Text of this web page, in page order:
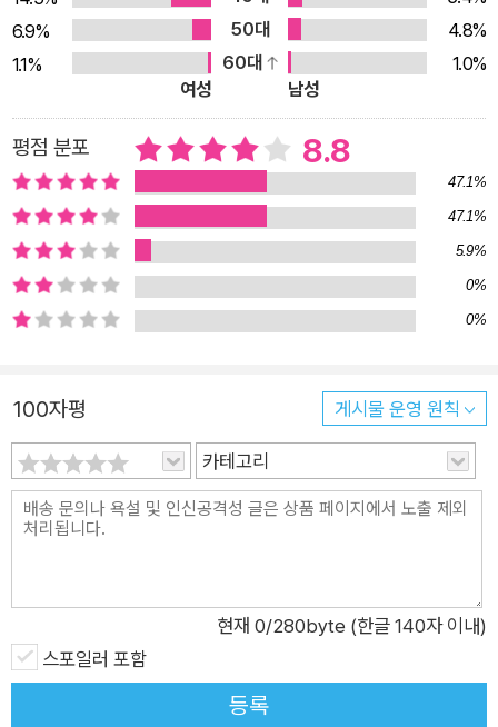
마음 여린 이에게 내밀었던 덥썩덥썩 잡았던 손목들이 싹둑싹둑
잘려나갈 때 [……] 그는 집에 돌아와 울음이 그칠 때까지 주름상
자를 접고 접어 오로지 탄식만으로 발성하는 아코디언을 발명하
게 되었으리라 ―「고독에 대한 해석」 부분 이번 시집의 해설을 맡
은 문학평론가 신형철이 주목하는 것처럼, 그리하여 1부 ‘사람이
아니기를’에서는 역설적으로 사람으로 산다는 것의 의미를 재우
쳐 묻고(“섭생을 위해서 살생을 해야만 하는 운명” :「눈물이라는
뼈」), 2부 ‘경대와 창문’에서는 여자로 살아가는 일의 내밀한 아픔
(“나잇값만큼 깊어지는 여자의 우울과/우울을 모독하고 싶은 악
의 때문에/[…]/늙어가는 몸 때문이 아니라/나이만큼 무한 증식하
만지며 내 생이 그녀의 생을 다 먹어버린 건 아닌지 속이 더부룩
하고 신트림이 난다 [……] 엄마는 딸에게 거울이 되어주었지만
거울은 원하는 표정만을 비추는 공범자를 자처했다 딸을 엄마는
창문이라 말하곤 했지만 꼭꼭 밀봉한 채로 문풍지를 발라주셨다
의 기록들이(“그런 꿈을 꾼 아침은/몸 안쪽이 환해지곤 해/감각
들이 하나하나 옆자리로 도착하지/[……]/몸 안쪽이 몸 바깥으로
배어나오고/새로 태어난 얼굴이 거울 앞에 보였어”: 「거기서도 여
기 얘길 하니」), 4부 ‘감히 우리라고 말할 수 있는 자들을 위하
6.9%
50대
4.8%
1.1%
60대
1.0%
여성
남성
평점 분포 8.8
47.1%
47.1%
5.9%
0%
0%
100자평 게시물 운영 원칙
카테고리
현재 0/280byte (한글 140자 이내)
스포일러 포함
등록